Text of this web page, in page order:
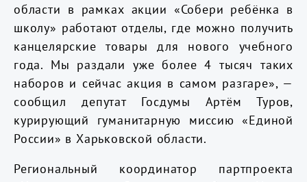
области в рамках акции «Собери ребёнка в
школу» работают отделы, где можно получить
канцелярские товары для нового учебного
года. Мы раздали уже более 4 тысяч таких
наборов и сейчас акция в самом разгаре», —
сообщил депутат Госдумы Артём Туров,
курирующий гуманитарную миссию «Единой
России» в Харьковской области.
Региональный координатор партпроекта